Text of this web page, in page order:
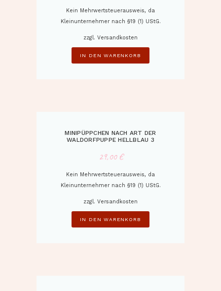
Kein Mehrwertsteuerausweis, da
Kleinunternehmer nach §19 (1) UStG.
zzgl. Versandkosten
IN DEN WARENKORB
MINIPÜPPCHEN NACH ART DER
WALDORFPUPPE HELLBLAU 3
29,00€
Kein Mehrwertsteuerausweis, da
Kleinunternehmer nach §19 (1) UStG.
zzgl. Versandkosten
IN DEN WARENKORB